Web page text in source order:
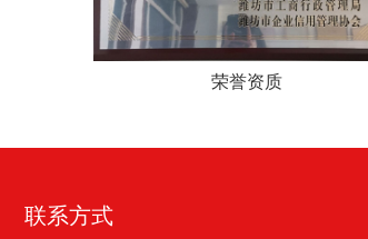
荣誉资质
联系方式